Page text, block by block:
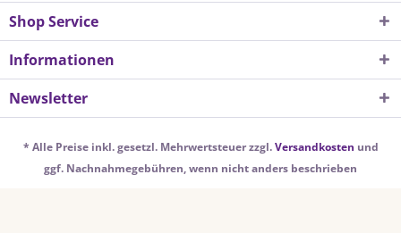
Shop Service
Informationen
Newsletter
* Alle Preise inkl. gesetzl. Mehrwertsteuer zzgl.Versandkosten und
ggf. Nachnahmegebühren, wenn nicht anders beschrieben